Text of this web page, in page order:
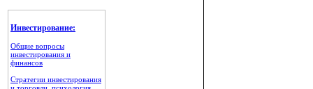
Инвестирование:
Общие вопросы
инвестирования и
финансов
Стратегии инвестирования